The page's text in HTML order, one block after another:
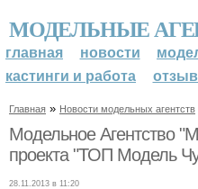
МОДЕЛЬНЫЕ
главная новости
кастинги и работа
Главная » Новости модельных агентств
Модельное Агентство
проекта "ТОП Модель
28.11.2013 в 11:20